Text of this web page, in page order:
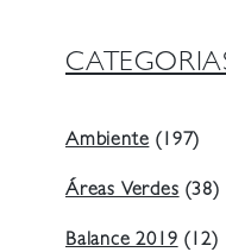
Ambiente (197)
Áreas Verdes (38)
Balance 2019 (12)